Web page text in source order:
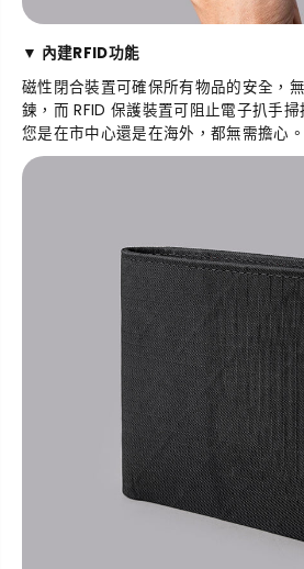
▼ 內建RFID功能
磁性閉合裝置可確保所有物品的安全，
鍊，而 RFID 保護裝置可阻止電子扒手
您是在市中心還是在海外，都無需擔心。